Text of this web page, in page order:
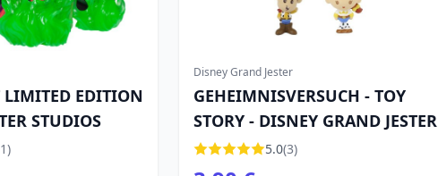
LIMITED EDITION
STUDIOS
Disney Grand Jester
GEHEIMNISVERSUCH - TOY
STORY - DISNEY GRAND JESTER
5.0(3)